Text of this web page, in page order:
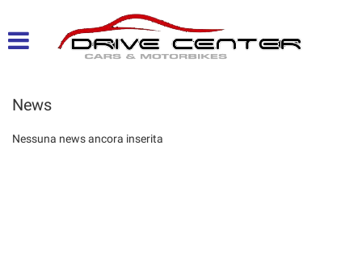
News
Nessuna news ancora inserita